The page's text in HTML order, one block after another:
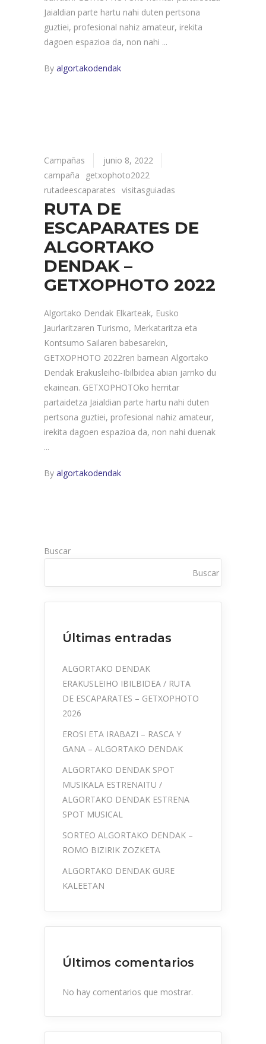
Jaialdian parte hartu nahi duten pertsona
guztiei, profesional nahiz amateur, irekita
dagoen espazioa da, non nahi
By algortakodendak
Campañas
junio 8, 2022
campaña
getxophoto2022
rutadeescaparates visitasguiadas
RUTA DE
ESCAPARATES DE
ALGORTAKO
DENDAK –
GETXOPHOTO 2022
Algortako Dendak Elkarteak, Eusko
Jaurlaritzaren Turismo, Merkataritza eta
Kontsumo Sailaren babesarekin,
GETXOPHOTO 2022ren barnean Algortako
Dendak Erakusleiho-Ibilbidea abian jarriko du
ekainean. GETXOPHOTOko herritar
partaidetza Jaialdian parte hartu nahi duten
pertsona guztiei, profesional nahiz amateur,
irekita dagoen espazioa da, non nahi duenak
By algortakodendak
Buscar
Buscar
Últimas entradas
ALGORTAKO DENDAK
ERAKUSLEIHO IBILBIDEA / RUTA
DE ESCAPARATES – GETXOPHOTO
2026
EROSI ETA IRABAZI – RASCA Y
GANA – ALGORTAKO DENDAK
ALGORTAKO DENDAK SPOT
MUSIKALA ESTRENAITU /
ALGORTAKO DENDAK ESTRENA
SPOT MUSICAL
SORTEO ALGORTAKO DENDAK –
ROMO BIZIRIK ZOZKETA
ALGORTAKO DENDAK GURE
KALEETAN
Últimos comentarios
No hay comentarios que mostrar.